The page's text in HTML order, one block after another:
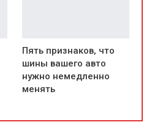
Пять признаков, что
шины вашего авто
нужно немедленно
менять